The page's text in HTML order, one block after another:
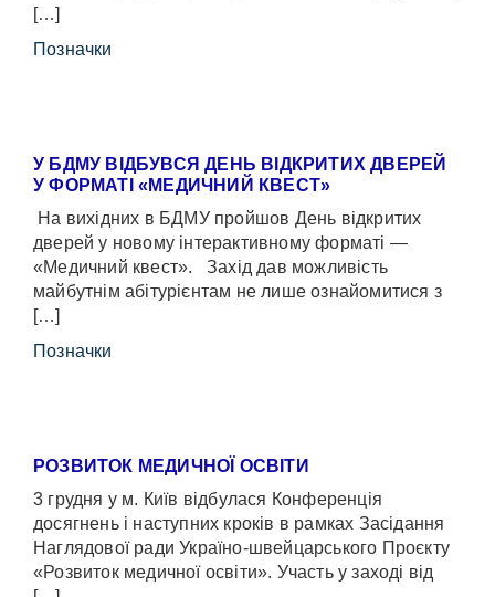
[…]
Позначки
У БДМУ ВІДБУВСЯ ДЕНЬ ВІДКРИТИХ ДВЕРЕЙ
У ФОРМАТІ «МЕДИЧНИЙ КВЕСТ»
На вихідних в БДМУ пройшов День відкритих
дверей у новому інтерактивному форматі —
«Медичний квест». Захід дав можливість
майбутнім абітурієнтам не лише ознайомитися з
[…]
Позначки
РОЗВИТОК МЕДИЧНОЇ ОСВІТИ
3 грудня у м. Київ відбулася Конференція
досягнень і наступних кроків в рамках Засідання
Наглядової ради Україно-швейцарського Проєкту
«Розвиток медичної освіти». Участь у заході від